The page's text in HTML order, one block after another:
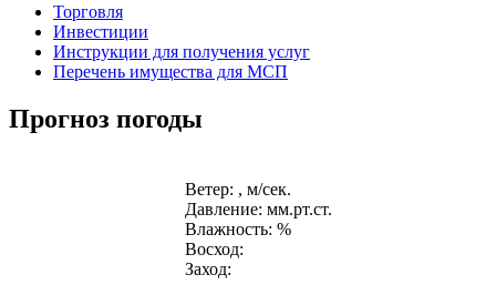
Торговля
Инвестиции
Инструкции для получения услуг
Перечень имущества для МСП
Прогноз погоды
Ветер: , м/сек.
Давление: мм.рт.ст.
Влажность: %
Восход:
Заход: